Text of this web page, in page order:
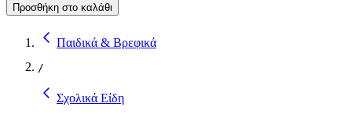
Προσθήκη στο καλάθι
Παιδικά & Βρεφικά
/
Σχολικά Είδη